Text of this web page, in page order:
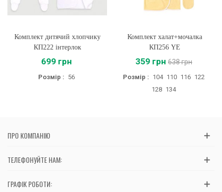
Комплект дитячий хлопчику
КП222 інтерлок
699 грн
Розмір : 56
Комплект халат+мочалка
КП256 YE
359 грн 638 грн
Розмір : 104 110 116 122
128 134
ПРО КОМПАНІЮ
ТЕЛЕФОНУЙТЕ НАМ:
ГРАФІК РОБОТИ: